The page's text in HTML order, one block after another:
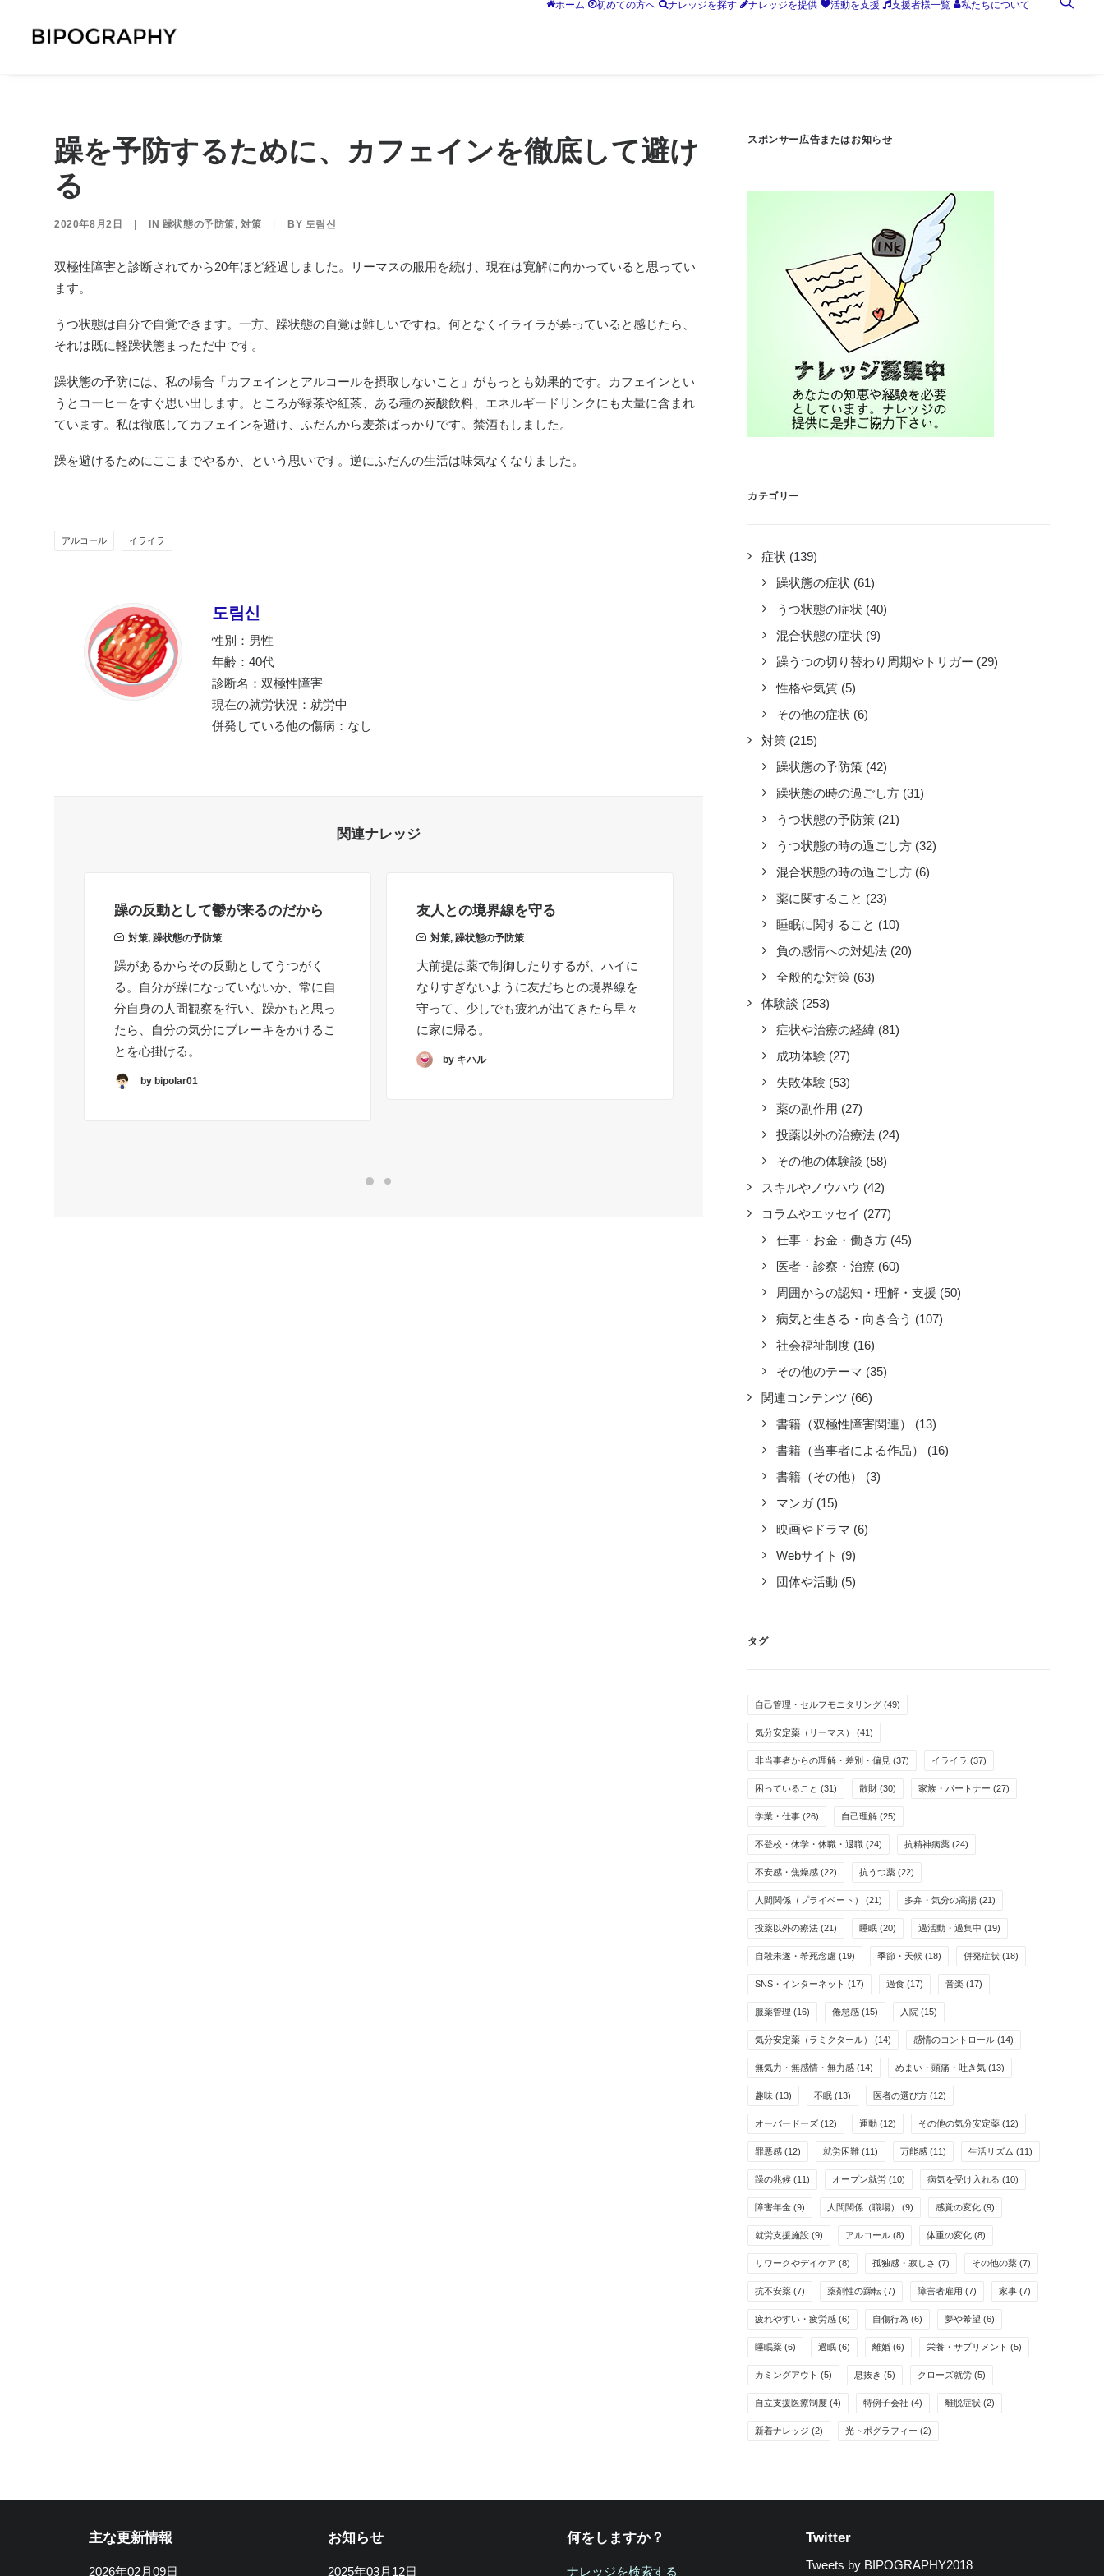
ホーム 初めての方へ ナレッジを探す ナレッジを提供 活動を支援 支援者様一覧 私たちについて
躁を予防するために、カフェインを徹底して避け
る
2020年8月2日 IN 躁状態の予防策,対策 BY 도림신
双極性障害と診断されてから20年ほど経過しました。リーマスの服用を続け、現在は寛解に向かっていると思ってい
ます。
うつ状態は自分で自覚できます。一方、躁状態の自覚は難しいですね。何となくイライラが募っていると感じたら、
それは既に軽躁状態まっただ中です。
躁状態の予防には、私の場合「カフェインとアルコールを摂取しないこと」がもっとも効果的です。カフェインとい
うとコーヒーをすぐ思い出します。ところが緑茶や紅茶、ある種の炭酸飲料、エネルギードリンクにも大量に含まれ
ています。私は徹底してカフェインを避け、ふだんから麦茶ばっかりです。禁酒もしました。
躁を避けるためにここまでやるか、という思いです。逆にふだんの生活は味気なくなりました。
アルコール イライラ
도림신
性別：男性
年齢：40代
診断名：双極性障害
現在の就労状況：就労中
併発している他の傷病：なし
関連ナレッジ
躁の反動として鬱が来るのだから
対策, 躁状態の予防策
躁があるからその反動としてうつがく
る。自分が躁になっていないか、常に自
分自身の人間観察を行い、躁かもと思っ
たら、自分の気分にブレーキをかけるこ
とを心掛ける。
by bipolar01
友人との境界線を守る
対策, 躁状態の予防策
大前提は薬で制御したりするが、ハイに
なりすぎないように友だちとの境界線を
守って、少しでも疲れが出てきたら早々
に家に帰る。
by キハル
「美人の日」は軽躁のサイン
く見える日」というのがあって、素直に
喜んでいました。本当にそういう巡り合
わせの日だと、半ば本気で思っていたの
ですが、今思い返してみると軽躁のサイ
by SHUSA-K
スポンサー広告またはお知らせ
カテゴリー
症状 (139)
躁状態の症状 (61)
うつ状態の症状 (40)
混合状態の症状 (9)
躁うつの切り替わり周期やトリガー (29)
性格や気質 (5)
その他の症状 (6)
対策 (215)
躁状態の予防策 (42)
躁状態の時の過ごし方 (31)
うつ状態の予防策 (21)
うつ状態の時の過ごし方 (32)
混合状態の時の過ごし方 (6)
薬に関すること (23)
睡眠に関すること (10)
負の感情への対処法 (20)
全般的な対策 (63)
体験談 (253)
症状や治療の経緯 (81)
成功体験 (27)
失敗体験 (53)
薬の副作用 (27)
投薬以外の治療法 (24)
その他の体験談 (58)
スキルやノウハウ (42)
コラムやエッセイ (277)
仕事・お金・働き方 (45)
医者・診察・治療 (60)
周囲からの認知・理解・支援 (50)
病気と生きる・向き合う (107)
社会福祉制度 (16)
その他のテーマ (35)
関連コンテンツ (66)
書籍（双極性障害関連）
(13)
書籍（当事者による作品）
(16)
書籍（その他）
(3)
マンガ (15)
映画やドラマ (6)
Webサイト (9)
団体や活動 (5)
タグ
自己管理・セルフモニタリング (49)
気分安定薬（リーマス） (41)
非当事者からの理解・差別・偏見 (37) イライラ (37)
困っていること (31) 散財 (30) 家族・パートナー (27)
学業・仕事 (26) 自己理解 (25)
不登校・休学・休職・退職 (24) 抗精神病薬 (24)
不安感・焦燥感 (22) 抗うつ薬 (22)
人間関係（プライベート） (21) 多弁・気分の高揚 (21)
投薬以外の療法 (21) 睡眠 (20) 過活動・過集中 (19)
自殺未遂・希死念慮 (19) 季節・天候 (18) 併発症状 (18)
SNS・インターネット (17) 過食 (17) 音楽 (17)
服薬管理 (16) 倦怠感 (15) 入院 (15)
気分安定薬（ラミクタール） (14) 感情のコントロール (14)
無気力・無感情・無力感 (14) めまい・頭痛・吐き気 (13)
趣味 (13) 不眠 (13) 医者の選び方 (12)
オーバードーズ (12) 運動 (12) その他の気分安定薬 (12)
罪悪感 (12) 就労困難 (11) 万能感 (11) 生活リズム (11)
躁の兆候 (11) オープン就労 (10) 病気を受け入れる (10)
障害年金 (9) 人間関係（職場） (9) 感覚の変化 (9)
就労支援施設 (9) アルコール (8) 体重の変化 (8)
リワークやデイケア (8) 孤独感・寂しさ (7) その他の薬 (7)
抗不安薬 (7) 薬剤性の躁転 (7) 障害者雇用 (7) 家事 (7)
疲れやすい・疲労感 (6) 自傷行為 (6) 夢や希望 (6)
睡眠薬 (6) 過眠 (6) 離婚 (6) 栄養・サプリメント (5)
カミングアウト (5) 息抜き (5) クローズ就労 (5)
自立支援医療制度 (4) 特例子会社 (4) 離脱症状 (2)
新着ナレッジ (2) 光トポグラフィー (2)
主な更新情報
2026年02月09日
お知らせ
2025年03月12日
何をしますか？
ナレッジを検索する
Twitter
Tweets by BIPOGRAPHY2018